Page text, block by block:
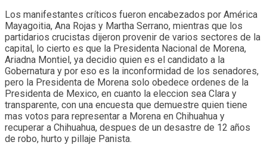
Los manifestantes críticos fueron encabezados por América
Mayagoitia, Ana Rojas y Martha Serrano, mientras que los
partidarios crucistas dijeron provenir de varios sectores de la
capital, lo cierto es que la Presidenta Nacional de Morena,
Ariadna Montiel, ya decidio quien es el candidato a la
Gobernatura y por eso es la inconformidad de los senadores,
pero la Presidenta de Morena solo obedece ordenes de la
Presidenta de Mexico, en cuanto la eleccion sea Clara y
transparente, con una encuesta que demuestre quien tiene
mas votos para representar a Morena en Chihuahua y
recuperar a Chihuahua, despues de un desastre de 12 años
de robo, hurto y pillaje Panista.